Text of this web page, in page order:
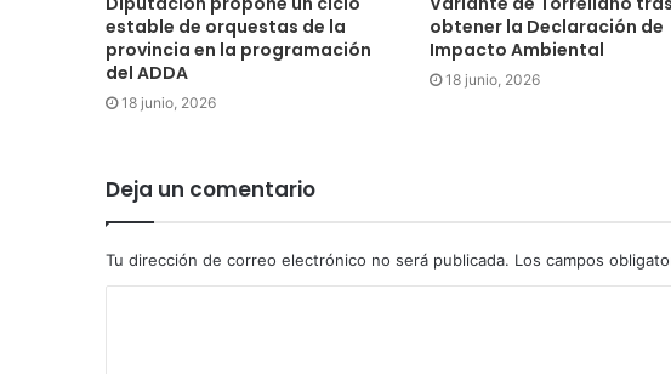
estable de orquestas de la
provincia en la programación
del ADDA
18 junio, 2026
obtener la Declaración de
Impacto Ambiental
18 junio, 2026
Deja un comentario
Tu dirección de correo electrónico no será publicada. Los campos